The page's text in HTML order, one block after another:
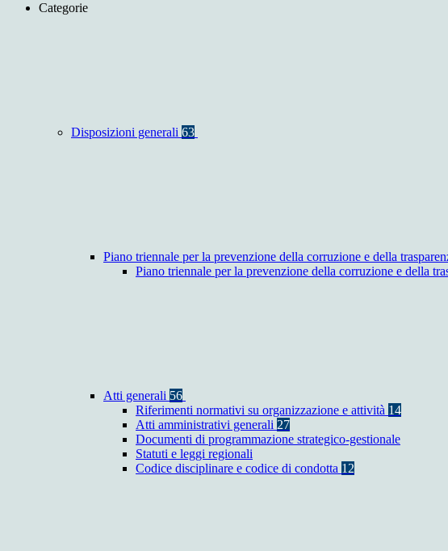
Categorie
Disposizioni generali 63
Piano triennale per la prevenzione della corruzione e della
Piano triennale per la prevenzione della corruzione e della
Atti generali 56
Riferimenti normativi su organizzazione e attività 14
Atti amministrativi generali 27
Documenti di programmazione strategico-gestionale
Statuti e leggi regionali
Codice disciplinare e codice di condotta 12